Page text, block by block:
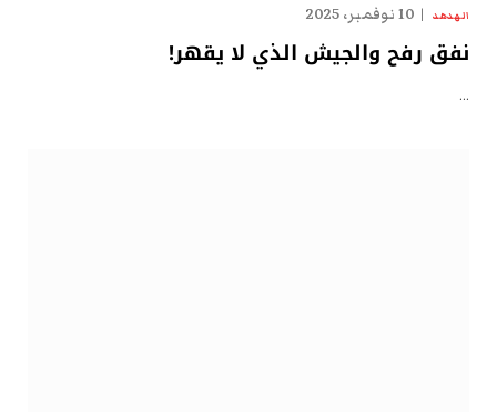
الهدهد 10 نوفمبر، 2025
نفق رفح والجيش الذي لا يقهر!
…